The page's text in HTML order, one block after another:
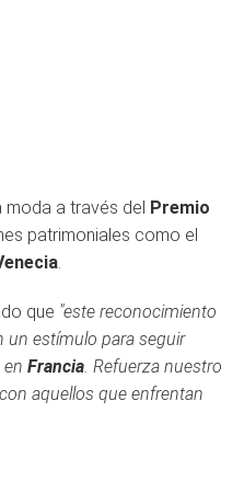
a través del Premio
patrimoniales como el
.
que "este reconocimiento
un estímulo para seguir
Francia. Refuerza nuestro
aquellos que enfrentan